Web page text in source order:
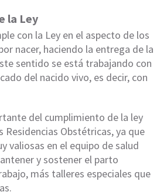
la Ley
con la Ley en el aspecto de los
nacer, haciendo la entrega de la
sentido se está trabajando con
del nacido vivo, es decir, con
del cumplimiento de la ley
Residencias Obstétricas, ya que
valiosas en el equipo de salud
y sostener el parto
más talleres especiales que